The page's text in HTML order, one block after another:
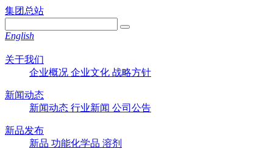
集团总站
English
关于我们
企业概况 企业文化 战略方针
新闻动态
新闻动态 行业新闻 公司公告
新品发布
新品 功能化学品 溶剂